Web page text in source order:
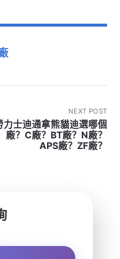
NEXT POST
力士迪通拿熊貓迪選哪個
廠？C廠？BT廠？N廠？
APS廠？ZF廠？